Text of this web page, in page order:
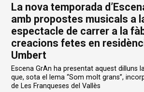
La nova temporada
amb propostes musicals a
espectacle de carrer a la
creacions fetes en
Umbert
Escena GrAn ha presentat aquest dilluns
que, sota el lema “Som molt grans”,
de Les Franqueses del Vallès